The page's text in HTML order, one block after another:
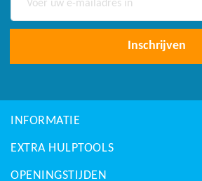
op
Inschrijven
INFORMATIE
EXTRA HULPTOOLS
OPENINGSTIJDEN